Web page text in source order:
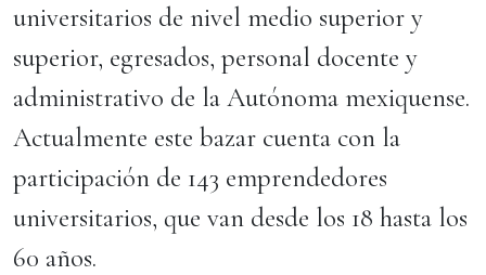
universitarios de nivel medio superior y
superior, egresados, personal docente y
administrativo de la Autónoma mexiquense.
Actualmente este bazar cuenta con la
participación de 143 emprendedores
universitarios, que van desde los 18 hasta los
60 años.